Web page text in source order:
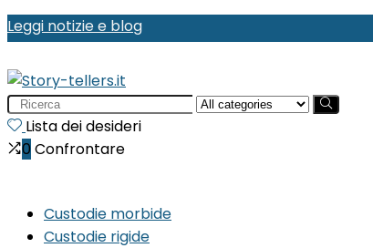
Leggi notizie e blog
Search
for:Lista dei desideri
0 Confrontare
Custodie morbide
Custodie rigide